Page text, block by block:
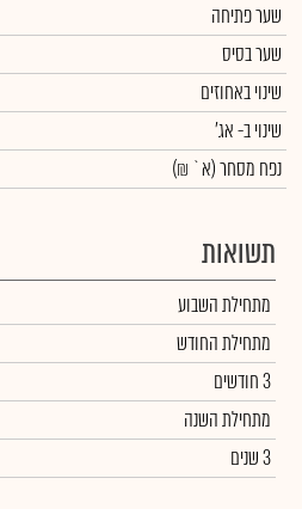
שער פתיחה
שער בסיס
שינוי באחוזים
שינויב- אג'
נפח מסחר(א` ₪)
תשואות
מתחילת השבוע
מתחילת החודש
3 חודשים
מתחילת השנה
3 שנים